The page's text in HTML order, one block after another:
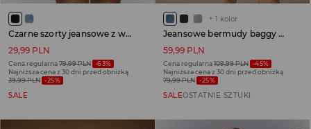
Czarne szorty jeansowe z wysokim stanem i podwinięciem
29,99 PLN
Cena regularna79,99 PLN -63%
Najniższa cena z 30 dni przed obniżką
39,99 PLN -25%
SALE
+ 1 kolor
Jeansowe bermudy baggy fit niebieskie
59,99 PLN
Cena regularna109,99 PLN -45%
Najniższa cena z 30 dni przed obniżką
79,99 PLN -25%
SALEOSTATNIE SZTUKI